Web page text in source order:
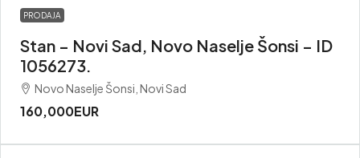
PRODAJA
Stan – Novi Sad, Novo Naselje Šonsi – ID
1056273.
Novo Naselje Šonsi, Novi Sad
160,000EUR